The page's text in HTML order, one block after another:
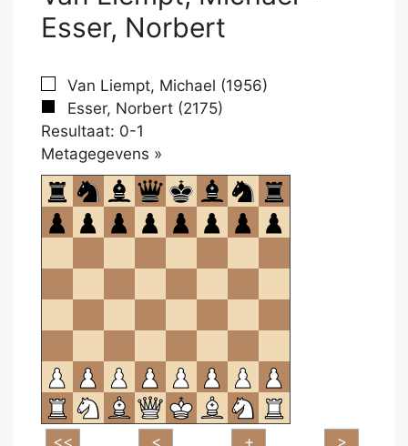
Esser, Norbert
Van Liempt, Michael (1956)
Esser, Norbert (2175)
Resultaat: 0-1
Metagegevens »
om
te
openen.